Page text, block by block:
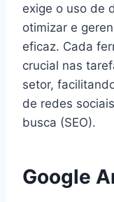
exige o uso de
otimizar e
eficaz. Cada
crucial nas
setor,
de redes
busca (SEO).
Google